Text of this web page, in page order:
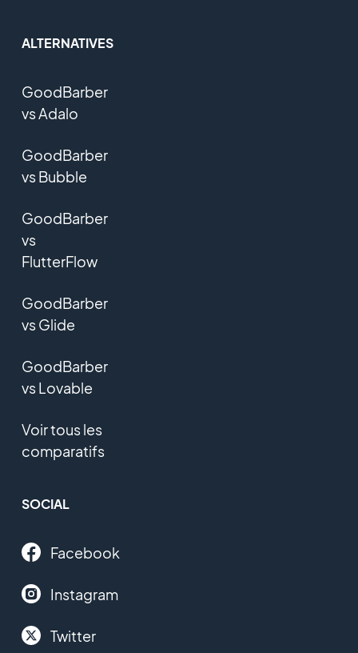
ALTERNATIVES
GoodBarber
vs Adalo
GoodBarber
vs Bubble
GoodBarber
vs
FlutterFlow
GoodBarber
vs Glide
GoodBarber
vs Lovable
Voir tous les
comparatifs
SOCIAL
Facebook
Instagram
Twitter